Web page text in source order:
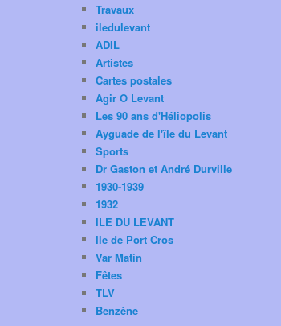
Travaux
iledulevant
ADIL
Artistes
Cartes postales
Agir O Levant
Les 90 ans d'Héliopolis
Ayguade de l'île du Levant
Sports
Dr Gaston et André Durville
1930-1939
1932
ILE DU LEVANT
Ile de Port Cros
Var Matin
Fêtes
TLV
Benzène